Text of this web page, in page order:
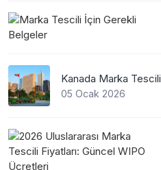
05 Ocak 2026